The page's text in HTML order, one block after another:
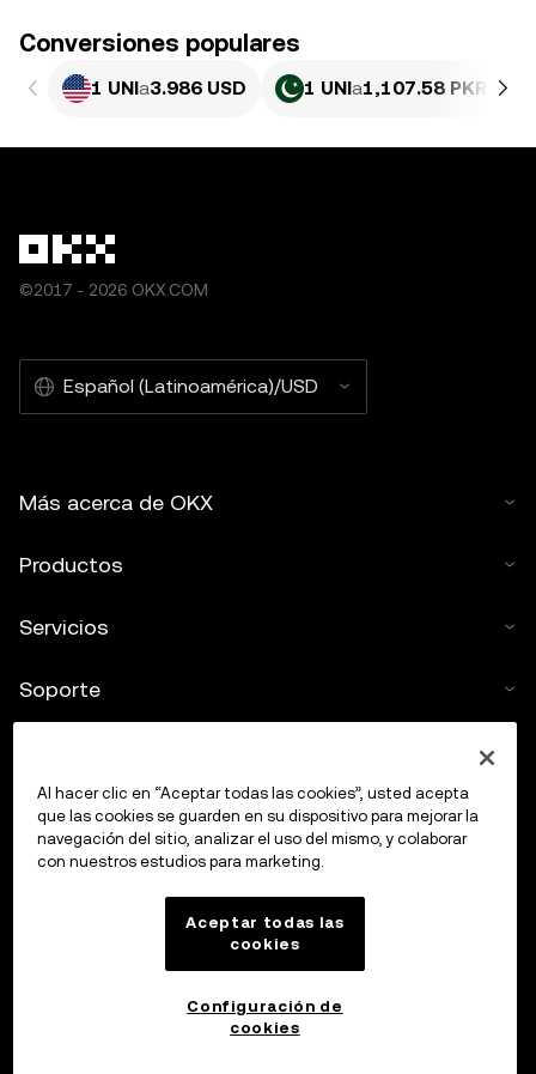
Conversiones populares
1 UNIa3.986 USD 1 UNIa1,107.58 PKR
©2017 - 2026 OKX.COM
Español (Latinoamérica)/USD
Más acerca de OKX
Productos
Servicios
Soporte
Calculadora de criptomonedas
Al hacer clic en “Aceptar todas las cookies”, usted acepta
que las cookies se guarden en su dispositivo para mejorar la
navegación del sitio, analizar el uso del mismo, y colaborar
con nuestros estudios para marketing.
Aceptar todas las
cookies
Configuración de
cookies